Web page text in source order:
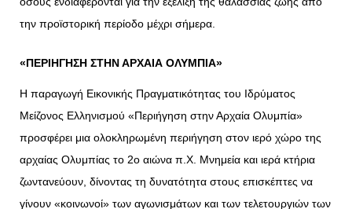
την προϊστορική περίοδο μέχρι σήμερα.
«ΠΕΡΙΗΓΗΣΗ ΣΤΗΝ ΑΡΧΑΙΑ ΟΛΥΜΠΙΑ»
Η παραγωγή Εικονικής Πραγματικότητας του Ιδρύματος
Μείζονος Ελληνισμού «Περιήγηση στην Αρχαία Ολυμπία»
προσφέρει μια ολοκληρωμένη περιήγηση στον ιερό χώρο της
αρχαίας Ολυμπίας το 2ο αιώνα π.Χ. Μνημεία και ιερά κτήρια
ζωντανεύουν, δίνοντας τη δυνατότητα στους επισκέπτες να
γίνουν «κοινωνοί» των αγωνισμάτων και των τελετουργιών των